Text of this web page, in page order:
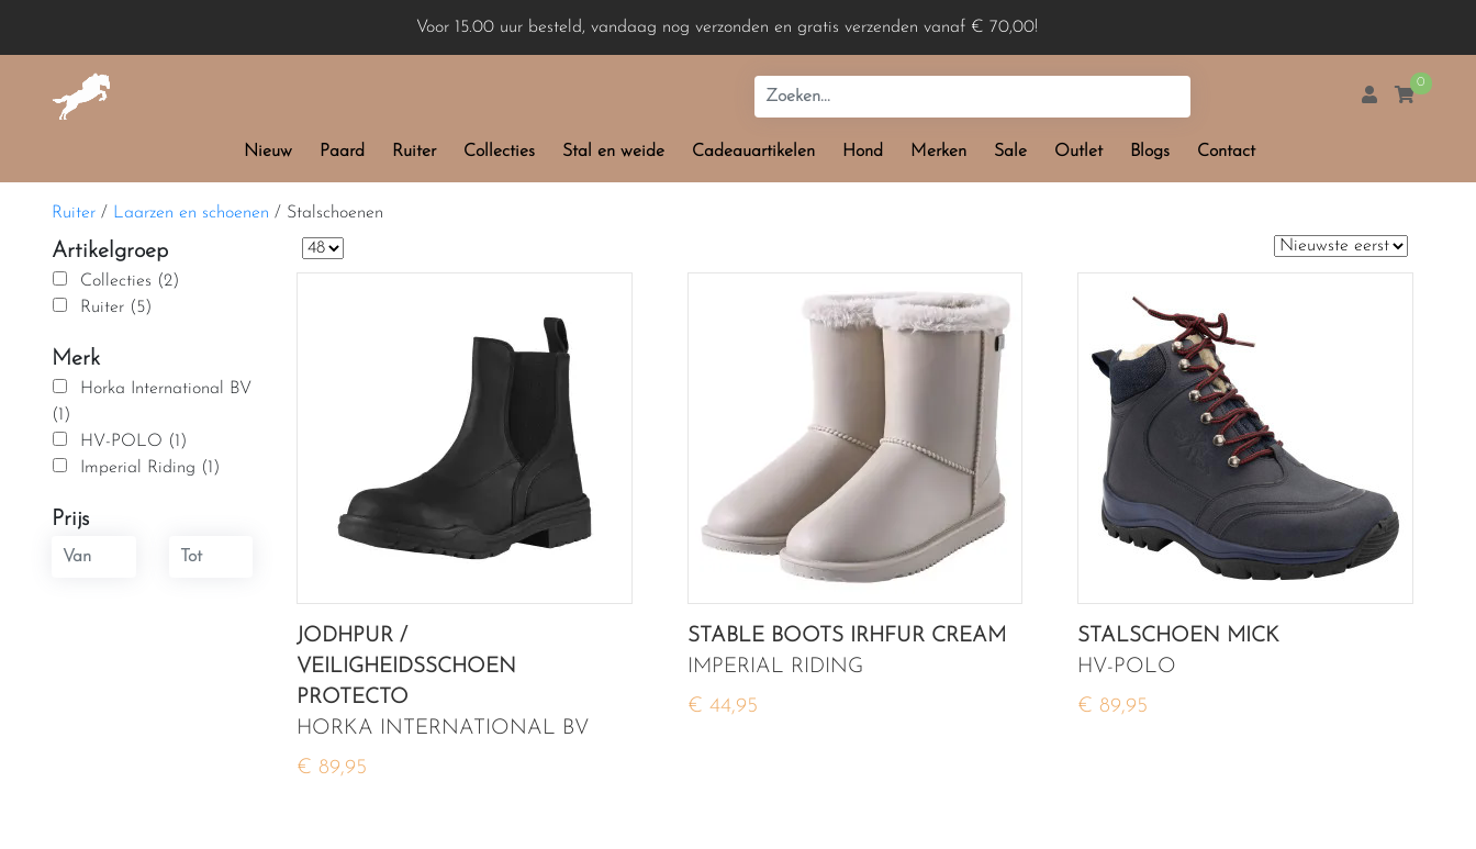
Voor 15.00 uur besteld, vandaag nog verzonden en gratis verzenden vanaf € 70,00!
0
Nieuw Paard Ruiter Collecties Stal en weide Cadeauartikelen Hond Merken Sale Outlet Blogs Contact
Ruiter / Laarzen en schoenen / Stalschoenen
Artikelgroep
Collecties (2)
Ruiter (5)
Merk
Horka International BV
(1)
HV-POLO (1)
Imperial Riding (1)
Prijs
JODHPUR /
VEILIGHEIDSSCHOEN
PROTECTO
HORKA INTERNATIONAL BV
€ 89,95
STABLE BOOTS IRHFUR CREAM
IMPERIAL RIDING
€ 44,95
STALSCHOEN MICK
HV-POLO
€ 89,95